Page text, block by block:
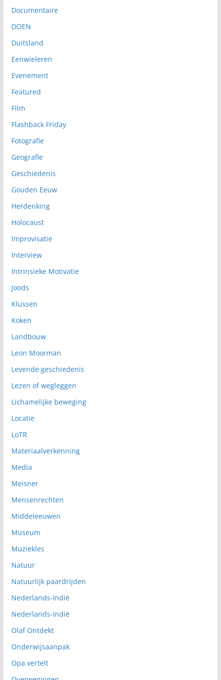
Documentaire
DOEN
Duitsland
Eenwieleren
Evenement
Featured
Film
Flashback Friday
Fotografie
Geografie
Geschiedenis
Gouden Eeuw
Herdenking
Holocaust
Improvisatie
Interview
Intrinsieke Motivatie
Joods
Klussen
Koken
Landbouw
Leon Moorman
Levende geschiedenis
Lezen of wegleggen
Lichamelijke beweging
Locatie
LoTR
Materiaalverkenning
Media
Meisner
Mensenrechten
Middeleeuwen
Museum
Muziekles
Natuur
Natuurlijk paardrijden
Nederlands-Indië
Nederlands-Indië
Olaf Ontdekt
Onderwijsaanpak
Opa vertelt